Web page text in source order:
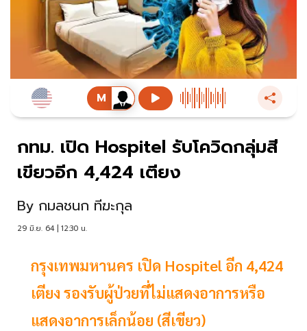
กทม. เปิด Hospitel รับโควิดกลุ่มสี
เขียวอีก 4,424 เตียง
By กมลชนก ทีฆะกุล
29 มิ.ย. 64 | 12:30 น.
กรุงเทพมหานคร เปิด Hospitel อีก 4,424
เตียง รองรับผู้ป่วยที่ไม่แสดงอาการหรือ
แสดงอาการเล็กน้อย (สีเขียว)